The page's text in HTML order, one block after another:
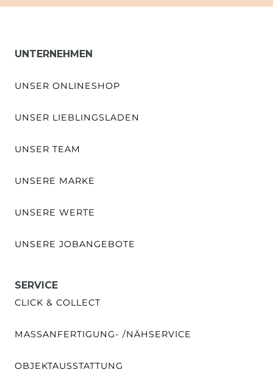
UNTERNEHMEN
UNSER ONLINESHOP
UNSER LIEBLINGSLADEN
UNSER TEAM
UNSERE MARKE
UNSERE WERTE
UNSERE JOBANGEBOTE
SERVICE
CLICK & COLLECT
MASSANFERTIGUNG- /NÄHSERVICE
OBJEKTAUSSTATTUNG